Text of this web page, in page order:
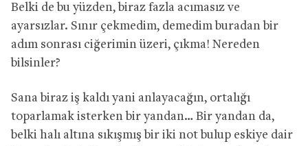
Belki de bu yüzden, biraz fazla acımasız ve
ayarsızlar. Sınır çekmedim, demedim buradan bir
adım sonrası ciğerimin üzeri, çıkma! Nereden
bilsinler?
Sana biraz iş kaldı yani anlayacağın, ortalığı
toparlamak isterken bir yandan… Bir yandan da,
belki halı altına sıkışmış bir iki not bulup eskiye dair